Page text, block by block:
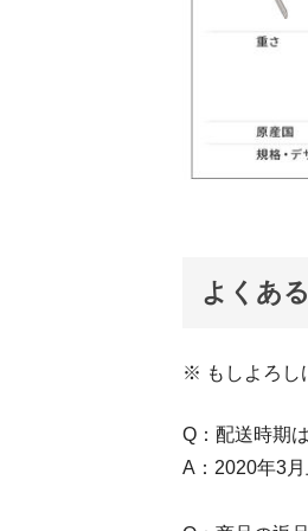
よくあ
※ もしよろし
Q：配送時期
A：2020年3